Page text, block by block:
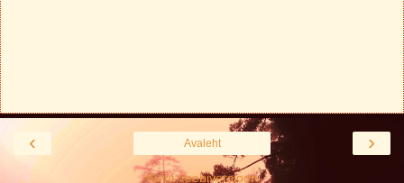
‹ ›
Avaleht
Kuva veebiversioon